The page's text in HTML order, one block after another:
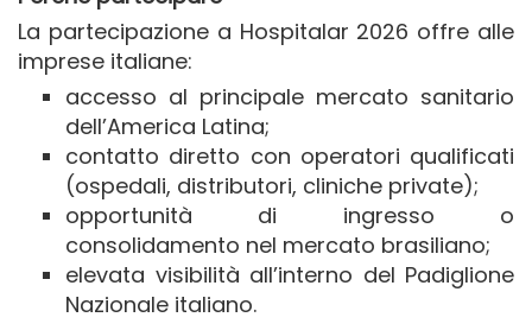
La partecipazione a Hospitalar 2026 offre alle
imprese italiane:
accesso al principale mercato sanitario
dell’America Latina;
contatto diretto con operatori qualificati
(ospedali, distributori, cliniche private);
opportunità di ingresso o
consolidamento nel mercato brasiliano;
elevata visibilità all’interno del Padiglione
Nazionale italiano.